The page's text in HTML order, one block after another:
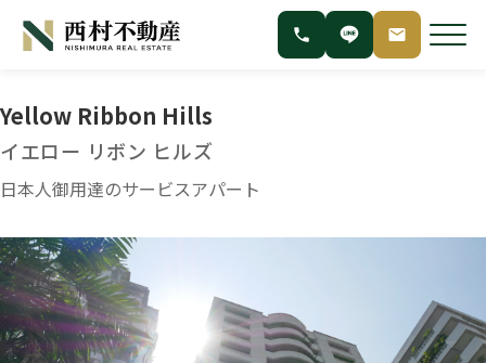
Yellow Ribbon Hills
イエロー リボン ヒルズ
日本人御用達のサービスアパート